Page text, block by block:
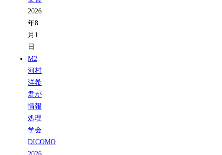
2026
年8
月1
日
M2
河村
洋希
君が
情報
処理
学会
DICOMO